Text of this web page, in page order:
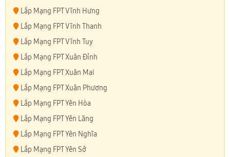
Lắp Mạng FPT Vĩnh Hưng
Lắp Mạng FPT Vĩnh Thanh
Lắp Mạng FPT Vĩnh Tuy
Lắp Mạng FPT Xuân Đỉnh
Lắp Mạng FPT Xuân Mai
Lắp Mạng FPT Xuân Phương
Lắp Mạng FPT Yên Hòa
Lắp Mạng FPT Yên Lãng
Lắp Mạng FPT Yên Nghĩa
Lắp Mạng FPT Yên Sở